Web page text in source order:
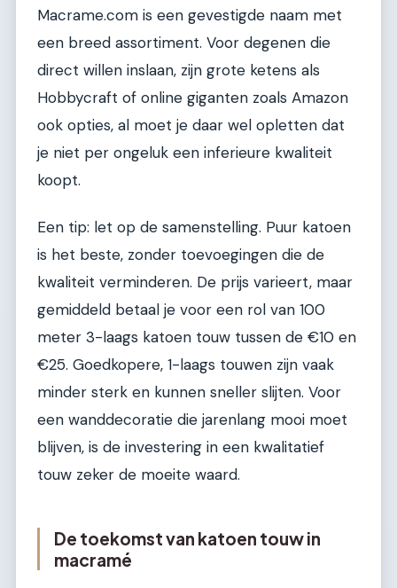
Macrame.com is een gevestigde naam met
een breed assortiment. Voor degenen die
direct willen inslaan, zijn grote ketens als
Hobbycraft of online giganten zoals Amazon
ook opties, al moet je daar wel opletten dat
je niet per ongeluk een inferieure kwaliteit
koopt.
Een tip: let op de samenstelling. Puur katoen
is het beste, zonder toevoegingen die de
kwaliteit verminderen. De prijs varieert, maar
gemiddeld betaal je voor een rol van 100
meter 3-laags katoen touw tussen de €10 en
€25. Goedkopere, 1-laags touwen zijn vaak
minder sterk en kunnen sneller slijten. Voor
een wanddecoratie die jarenlang mooi moet
blijven, is de investering in een kwalitatief
touw zeker de moeite waard.
De toekomst van katoen touw in
macramé